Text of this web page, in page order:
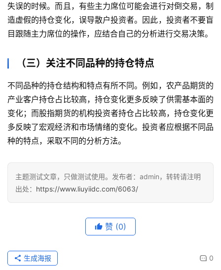
失误的时候。而且，有些主力席位可能会进行对倒交易，制
造虚假的持仓变化，误导散户投资者。因此，投资者不要盲
目跟随主力席位的操作，应结合自己的分析进行交易决策。
（三）关注不同品种的持仓特点
不同品种的持仓结构和特点有所不同。例如，农产品期货的
产业客户持仓占比较高，持仓变化更多反映了供需基本面的
变化；而股指期货的机构投资者持仓占比较高，持仓变化更
多反映了宏观经济和市场情绪的变化。投资者应根据不同品
种的特点，采取不同的分析方法。
主题测试文章，只做测试使用。发布者：admin，转转请注明
出处： https://www.liuyiidc.com/6063/
赞 (0)
0
生成海报